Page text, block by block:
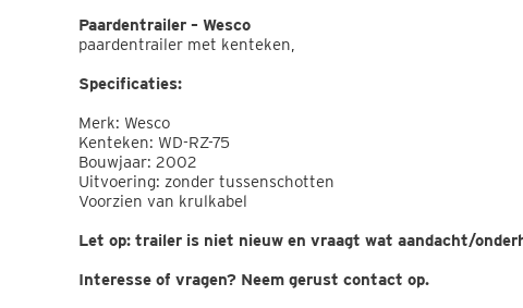
Paardentrailer – Wesco
paardentrailer met kenteken,
Specificaties:
Merk: Wesco
Kenteken: WD-RZ-75
Bouwjaar: 2002
Uitvoering: zonder tussenschotten
Voorzien van krulkabel
Let op: trailer is niet nieuw en vraagt wat aandacht/
Interesse of vragen? Neem gerust contact op.